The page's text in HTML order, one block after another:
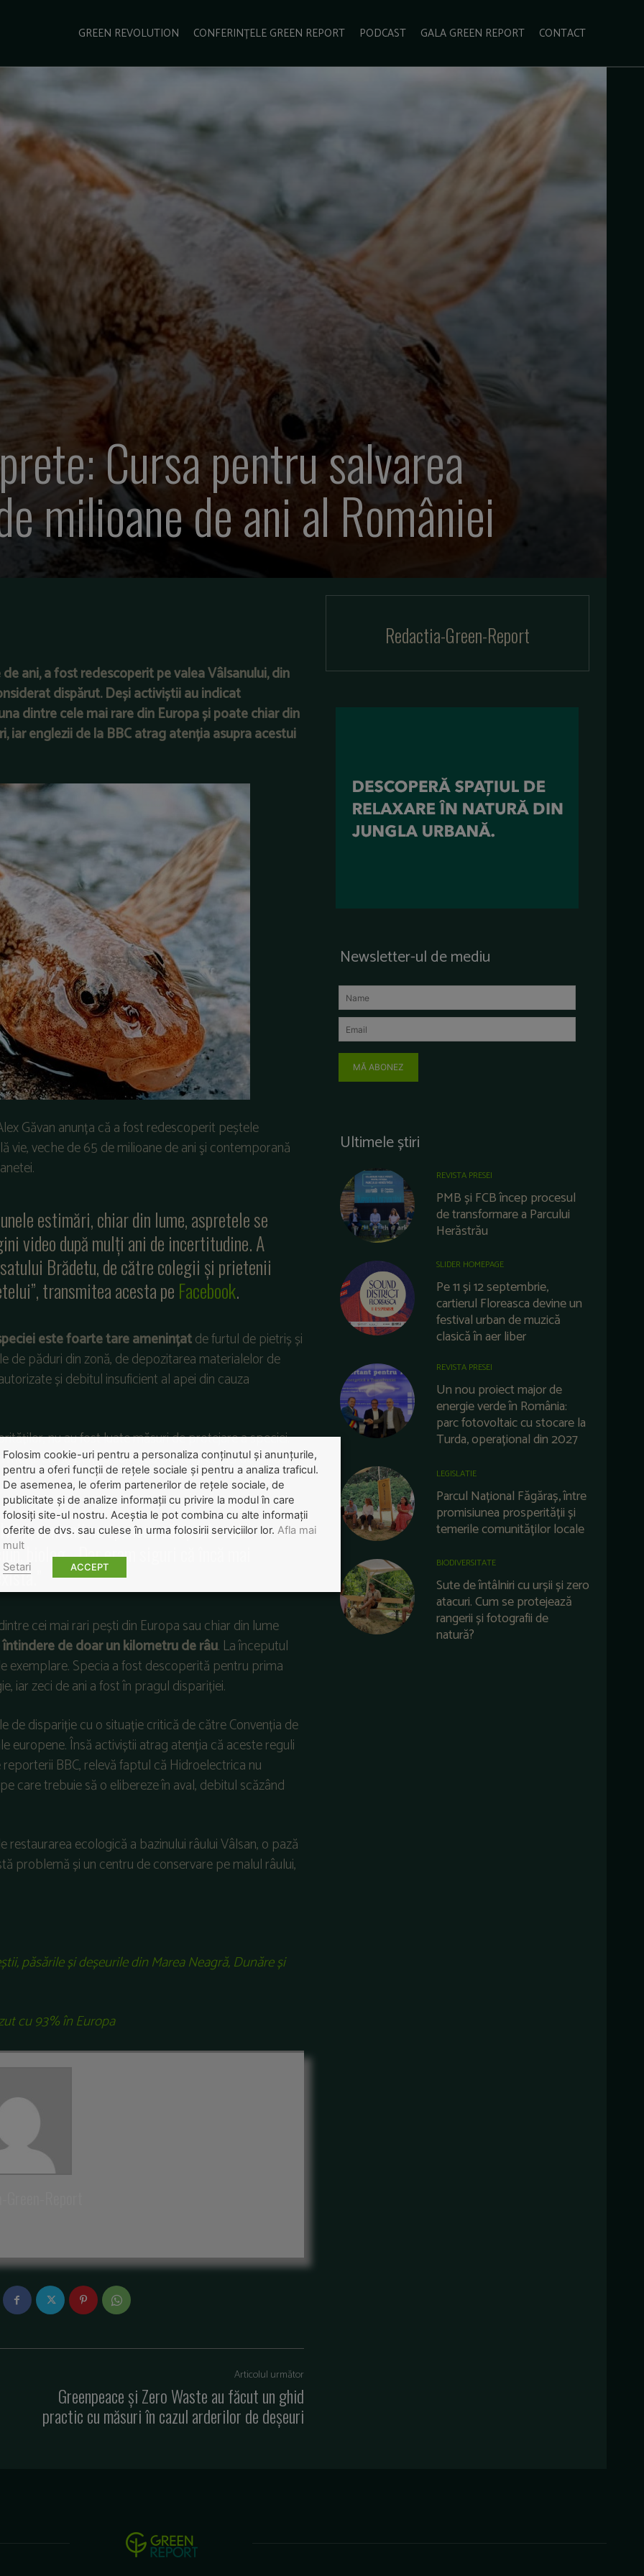
GREEN REVOLUTION CONFERINȚELE GREEN REPORT PODCAST GALA GREEN REPORT CONTACT
SCHIMBĂRI CLIMATICE
Cursa pentru salvarea
milioane de ani al României
ani, a fost redescoperit pe valea Vâlsanului, din
dispărut. Deși activiștii au indicat
dintre cele mai rare din Europa și poate chiar din
iar englezii de la BBC atrag atenția asupra acestui
Găvan anunța că a fost redescoperit peștele
vie, veche de 65 de milioane de ani şi contemporană
estimări, chiar din lume, aspretele se
video după mulți ani de incertitudine. A
Brădetu, de către colegii şi prietenii
transmitea acesta pe Facebook.
este foarte tare amenințatde furtul de pietriș și
de păduri din zonă, de depozitarea materialelor de
și debitul insuficient al apei din cauza
nu au fost luate măsuri de protejare a speciei.
Cursa pentru salvarea peștelui de 65 de milioane
oamenii ne spuneau că specia este
biolog. „Dar eram siguri că încă mai
există.”
cei mai rari pești din Europa sau chiar din lume
întindere de doar un kilometru de râu. La începutul
Specia a fost descoperită pentru prima
iar zeci de ani a fost în pragul dispariției.
de dispariție cu o situație critică de către Convenția de
europene. Însă activiștii atrag atenția că aceste reguli
BBC, relevă faptul că Hidroelectrica nu
care trebuie să o elibereze în aval, debitul scăzând
ecologică a bazinului râului Vâlsan, o pază
problemă și un centru de conservare pe malul râului,
păsările și deșeurile din Marea Neagră, Dunăre și
cu 93% în Europa
Articolul următor
Greenpeace și Zero Waste au făcut un ghid
practic cu măsuri în cazul arderilor de deșeuri
Redactia-Green-Report
Newsletter-ul de mediu
MĂ ABONEZ
Ultimele știri
REVISTA PRESEI
PMB și FCB încep procesul
de transformare a Parcului
Herăstrău
SLIDER HOMEPAGE
Pe 11 și 12 septembrie,
cartierul Floreasca devine un
festival urban de muzică
clasică în aer liber
REVISTA PRESEI
Un nou proiect major de
energie verde în România:
parc fotovoltaic cu stocare la
Turda, operațional din 2027
LEGISLATIE
Parcul Național Făgăraș, între
promisiunea prosperității și
temerile comunităților locale
BIODIVERSITATE
Sute de întâlniri cu urșii și zero
atacuri. Cum se protejează
rangerii și fotografii de
natură?
Folosim cookie-uri pentru a personaliza conținutul și anunțurile,
pentru a oferi funcții de rețele sociale și pentru a analiza traficul.
De asemenea, le oferim partenerilor de rețele sociale, de
publicitate și de analize informații cu privire la modul în care
folosiți site-ul nostru. Aceștia le pot combina cu alte informații
oferite de dvs. sau culese în urma folosirii serviciilor lor. Afla mai
mult
Setari
ACCEPT